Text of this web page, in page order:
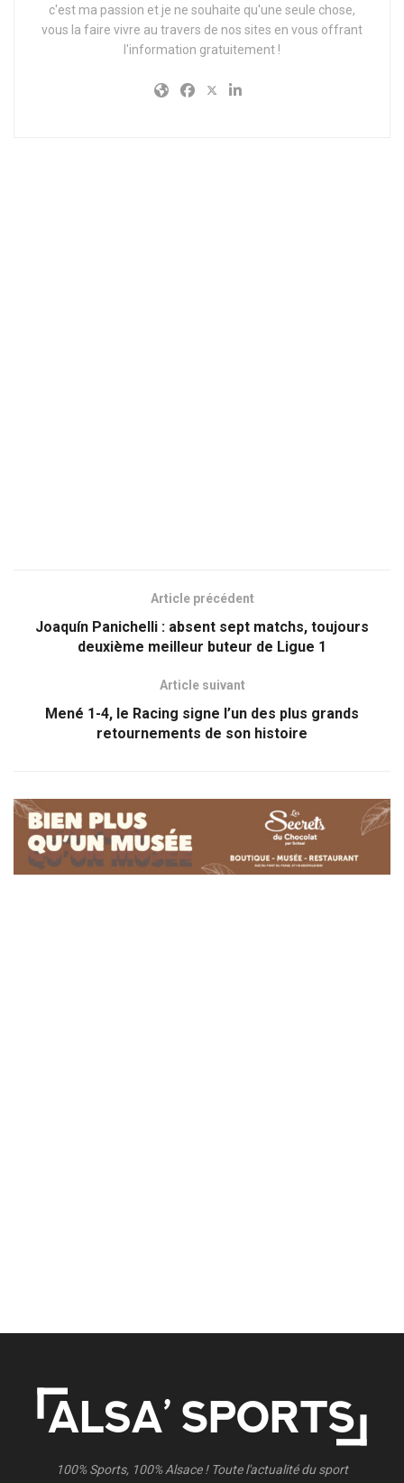
c'est ma passion et je ne souhaite qu'une seule chose,
vous la faire vivre au travers de nos sites en vous offrant
l'information gratuitement !
Article précédent
Joaquín Panichelli : absent sept matchs, toujours
deuxième meilleur buteur de Ligue 1
Article suivant
Mené 1-4, le Racing signe l’un des plus grands
retournements de son histoire
100% Sports, 100% Alsace ! Toute l'actualité du sport